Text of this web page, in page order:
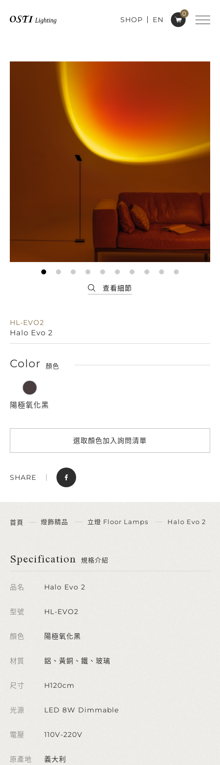
0
SHOP EN
HL-EVO2
Halo Evo 2
Color 顏色
陽極氧化黑
選取顏色加入詢問清單
SHARE
首頁 燈飾精品 立燈 Floor Lamps Halo Evo 2
Specification 規格介紹
品名 Halo Evo 2
型號 HL-EVO2
顏色 陽極氧化黑
材質 鋁、黃銅、鐵、玻璃
尺寸 H120cm
光源 LED 8W Dimmable
電壓 110V-220V
原產地 義大利